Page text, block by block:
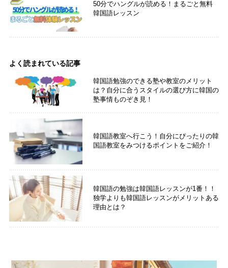
50分でハングルが読める！まるごと無料
韓国語レッスン
よく読まれている記事
韓国語勉強のできる塾や教室のメリット
は？自分に合うスタイルの選び方に韓国の
塾事情ものぞき見！
韓国語教室へ行こう！自分にぴったりの韓
国語教室をみつけるポイントをご紹介！
韓国語の勉強は韓国語レッスンが1番！！
独学よりも韓国語レッスンがメリットある
理由とは？